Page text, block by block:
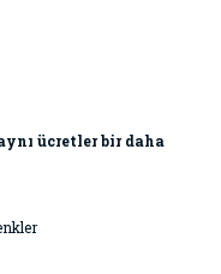
ücretler bir daha